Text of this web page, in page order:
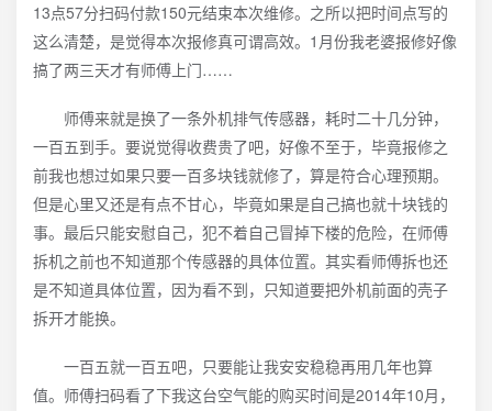
13点57分扫码付款150元结束本次维修。之所以把时间点写的
这么清楚，是觉得本次报修真可谓高效。1月份我老婆报修好像
搞了两三天才有师傅上门……
师傅来就是换了一条外机排气传感器，耗时二十几分钟，
一百五到手。要说觉得收费贵了吧，好像不至于，毕竟报修之
前我也想过如果只要一百多块钱就修了，算是符合心理预期。
但是心里又还是有点不甘心，毕竟如果是自己搞也就十块钱的
事。最后只能安慰自己，犯不着自己冒掉下楼的危险，在师傅
拆机之前也不知道那个传感器的具体位置。其实看师傅拆也还
是不知道具体位置，因为看不到，只知道要把外机前面的壳子
拆开才能换。
一百五就一百五吧，只要能让我安安稳稳再用几年也算
值。师傅扫码看了下我这台空气能的购买时间是2014年10月，